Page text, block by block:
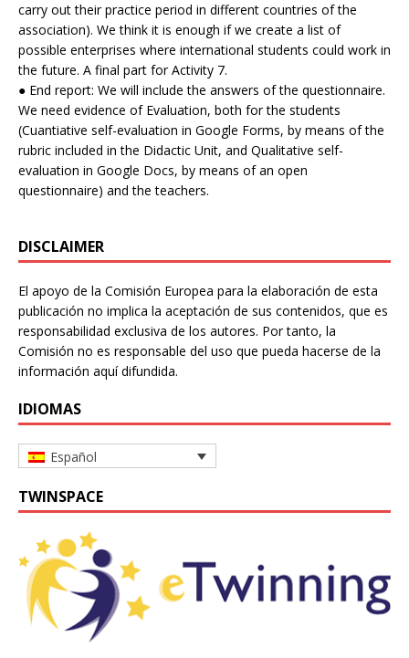
carry out their practice period in different countries of the
association). We think it is enough if we create a list of
possible enterprises where international students could work in
the future. A final part for Activity 7.
● End report: We will include the answers of the questionnaire.
We need evidence of Evaluation, both for the students
(Cuantiative self-evaluation in Google Forms, by means of the
rubric included in the Didactic Unit, and Qualitative self-
evaluation in Google Docs, by means of an open
questionnaire) and the teachers.
DISCLAIMER
El apoyo de la Comisión Europea para la elaboración de esta
publicación no implica la aceptación de sus contenidos, que es
responsabilidad exclusiva de los autores. Por tanto, la
Comisión no es responsable del uso que pueda hacerse de la
información aquí difundida.
IDIOMAS
Español
TWINSPACE